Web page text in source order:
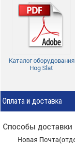
Каталог оборудования
Hog Slat
Оплата и доставка
Способы доставки
Новая